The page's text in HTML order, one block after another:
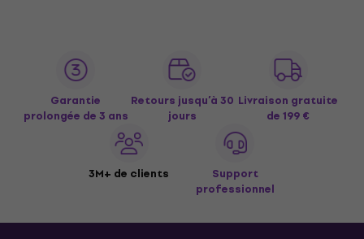
Garantie
prolongée de 3 ans
Retours jusqu’à 30
jours
Livraison gratuite
de 199 €
3M+ de clients
Support
professionnel